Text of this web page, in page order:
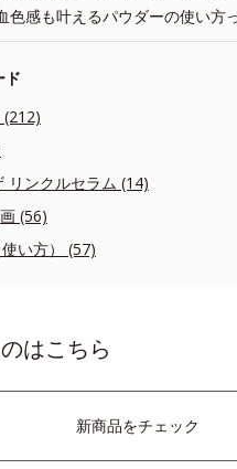
色感も叶えるパウダーの使い方
ド
リンクルセラム (14)
(56)
い方） (57)
はこちら
新商品をチェック